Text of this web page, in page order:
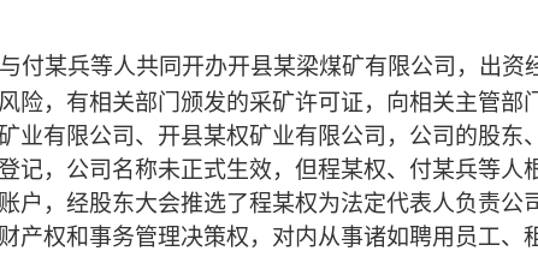
付某兵等人共同开办开县某梁煤矿有限公司，出
险，有相关部门颁发的采矿许可证，向相关主管部
业有限公司、开县某权矿业有限公司，公司的股东
记，公司名称未正式生效，但程某权、付某兵等人
户，经股东大会推选了程某权为法定代表人负责公
产权和事务管理决策权，对内从事诸如聘用员工、